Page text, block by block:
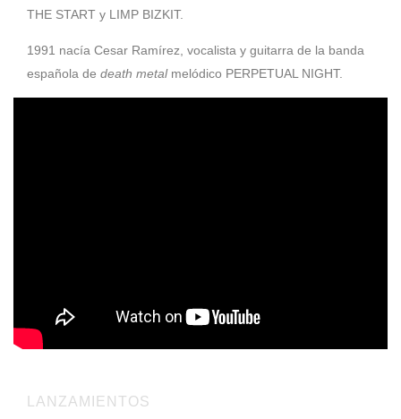
THE START y LIMP BIZKIT.
1991 nacía Cesar Ramírez, vocalista y guitarra de la banda
española de death metalmelódico PERPETUAL NIGHT.
LANZAMIENTOS